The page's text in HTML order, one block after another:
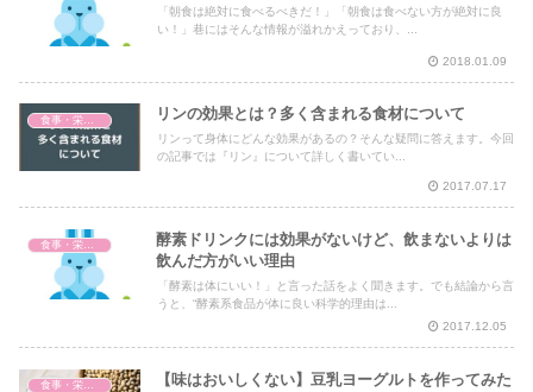
「朝食は絶対に食べるべきだ！」「朝食は食べない方が絶対に良
い！」巷にはそんな情報が溢れかえっており、...
2018.01.09
リンの効果とは？多く含まれる食材について
リンって身体にどんな効果があるの？そんな疑問に答えます。今回
の記事では『リン』について詳しく書いてい...
2017.07.17
食事・栄養・サプリ
酵素ドリンクには効果がないけど、飲まないよりは
飲んだ方がいい理由
「酵素は体にいい！」と言った話をよく聞きます。でも結論から言
うと、“酵素系食品が体に良い科学的理由は...
2017.12.05
食事・栄養・サプリ
【味はおいしくない】豆乳ヨーグルトを作ってみた